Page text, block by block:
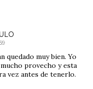
quedado muy bien. Yo
provecho y esta
vez antes de tenerlo.